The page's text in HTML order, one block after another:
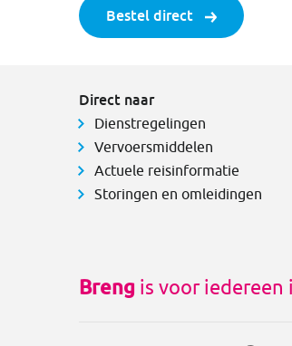
Bestel direct
Direct naar
Dienstregelingen
Vervoersmiddelen
Actuele reisinformatie
Storingen en omleidingen
Breng is voor iedereen